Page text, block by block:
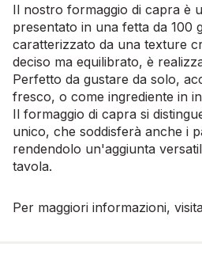
Il nostro formaggio di capra è
presentato in una fetta da 100
caratterizzato da una texture
deciso ma equilibrato, è
Perfetto da gustare da solo,
fresco, o come ingrediente in
Il formaggio di capra si
unico, che soddisferà anche i
rendendolo un'aggiunta
tavola.
Per maggiori informazioni,